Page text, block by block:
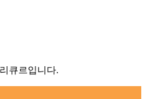
큐르입니다.